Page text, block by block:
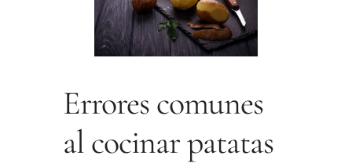
Errores comunes
al cocinar patatas